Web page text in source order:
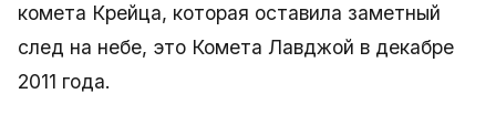
комета Крейца, которая оставила заметный
след на небе, это Комета Лавджой в декабре
2011 года.